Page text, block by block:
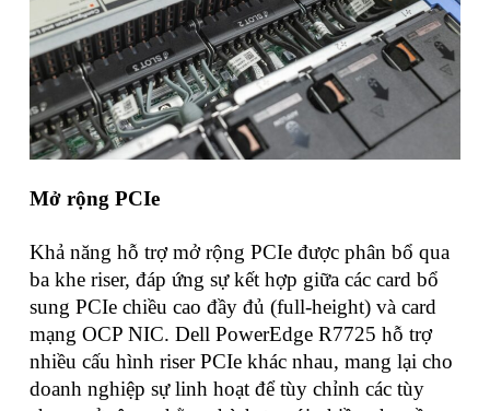
Mở rộng PCIe
Khả năng hỗ trợ mở rộng PCIe được phân bổ qua
ba khe riser, đáp ứng sự kết hợp giữa các card bổ
sung PCIe chiều cao đầy đủ (full-height) và card
mạng OCP NIC. Dell PowerEdge R7725 hỗ trợ
nhiều cấu hình riser PCIe khác nhau, mang lại cho
doanh nghiệp sự linh hoạt để tùy chỉnh các tùy